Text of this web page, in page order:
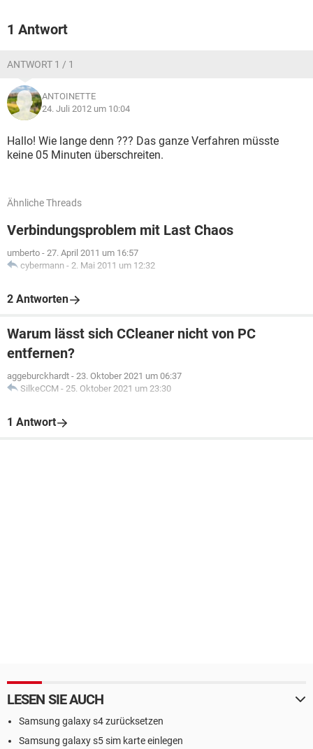
1 Antwort
ANTWORT 1 / 1
ANTOINETTE
24. Juli 2012 um 10:04
Hallo! Wie lange denn ??? Das ganze Verfahren müsste
keine 05 Minuten überschreiten.
Ähnliche Threads
Verbindungsproblem mit Last Chaos
umberto - 27. April 2011 um 16:57
cybermann - 2. Mai 2011 um 12:32
2 Antworten
Warum lässt sich CCleaner nicht von PC
entfernen?
aggeburckhardt - 23. Oktober 2021 um 06:37
SilkeCCM - 25. Oktober 2021 um 23:30
1 Antwort
LESEN SIE AUCH
Samsung galaxy s4 zurücksetzen
Samsung galaxy s5 sim karte einlegen